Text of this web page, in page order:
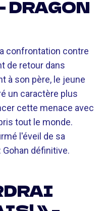
DRAGON
confrontation contre
de retour dans
à son père, le jeune
un caractère plus
cette menace avec
tout le monde.
l'éveil de sa
définitive.